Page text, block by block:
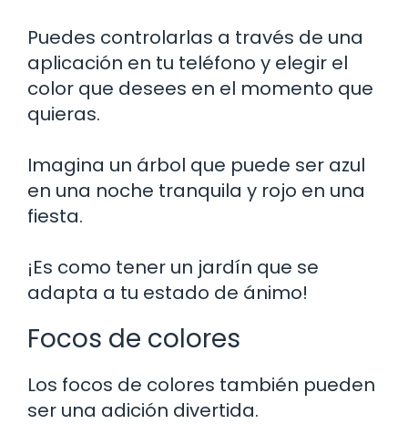
Puedes controlarlas a través de una
aplicación en tu teléfono y elegir el
color que desees en el momento que
quieras.
Imagina un árbol que puede ser azul
en una noche tranquila y rojo en una
fiesta.
¡Es como tener un jardín que se
adapta a tu estado de ánimo!
Focos de colores
Los focos de colores también pueden
ser una adición divertida.